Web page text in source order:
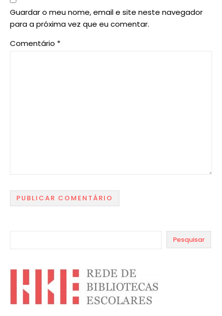
Guardar o meu nome, email e site neste navegador
para a próxima vez que eu comentar.
Comentário *
Pesquisar